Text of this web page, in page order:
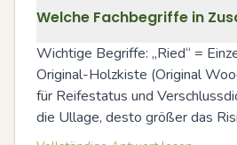
Welche Fachbegriffe in
Wichtige Begriffe: „Ried“ =
Original-Holzkiste (Original
für Reifestatus und
die Ullage, desto größer das